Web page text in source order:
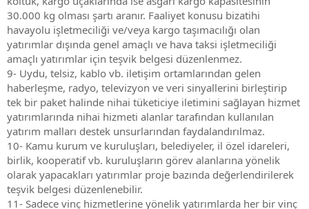
30.000 kg olması şartı aranır. Faaliyet konusu bizatihi
havayolu işletmeciliği ve/veya kargo taşımacılığı olan
yatırımlar dışında genel amaçlı ve hava taksi işletmeciliği
amaçlı yatırımlar için teşvik belgesi düzenlenmez.
9- Uydu, telsiz, kablo vb. iletişim ortamlarından gelen
haberleşme, radyo, televizyon ve veri sinyallerini birleştirip
tek bir paket halinde nihai tüketiciye iletimini sağlayan hizmet
yatırımlarında nihai hizmeti alanlar tarafından kullanılan
yatırım malları destek unsurlarından faydalandırılmaz.
10- Kamu kurum ve kuruluşları, belediyeler, il özel idareleri,
birlik, kooperatif vb. kuruluşların görev alanlarına yönelik
olarak yapacakları yatırımlar proje bazında değerlendirilerek
teşvik belgesi düzenlenebilir.
11- Sadece vinç hizmetlerine yönelik yatırımlarda her bir vinç